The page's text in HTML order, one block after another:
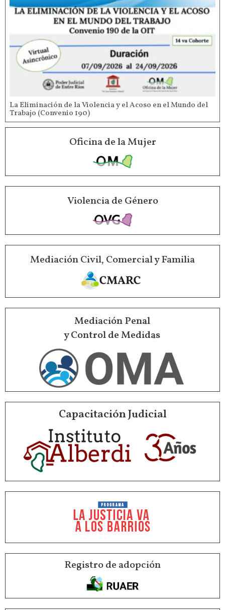
La Eliminación de la Violencia y el Acoso en el Mundo del
Trabajo (Convenio 190)
Oficina de la Mujer
Violencia de Género
Mediación Civil, Comercial y Familia
Mediación Penal
y Control de Medidas
Capacitación Judicial
Registro de adopción